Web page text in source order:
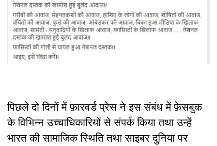
पिछले दो दिनों में फ़ारवर्ड प्रेस ने इस संबंध में फ़ेसबुक
के विभिन्न उच्चाधिकारियों से संपर्क किया तथा उन्हें
भारत की सामाजिक स्थिति तथा साइबर दुनिया पर